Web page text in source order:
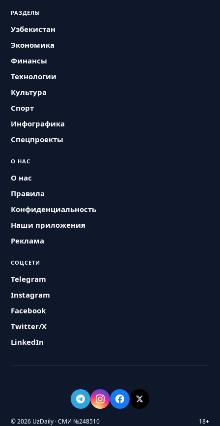
РАЗДЕЛЫ
Узбекистан
Экономика
Финансы
Технологии
Культура
Спорт
Инфографика
Спецпроекты
О НАС
О нас
Правила
Конфиденциальность
Наши приложения
Реклама
СОЦСЕТИ
Telegram
Instagram
Facebook
Twitter/X
LinkedIn
© 2026 UzDaily · СМИ №248510 18+